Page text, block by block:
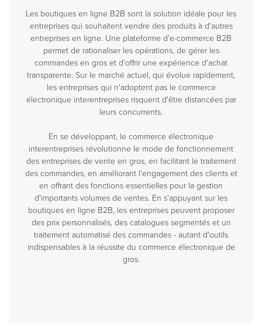
Les boutiques en ligne B2B sont la solution idéale pour les
entreprises qui souhaitent vendre des produits à d'autres
entreprises en ligne. Une plateforme d'e-commerce B2B
permet de rationaliser les opérations, de gérer les
commandes en gros et d'offrir une expérience d'achat
transparente. Sur le marché actuel, qui évolue rapidement,
les entreprises qui n'adoptent pas le commerce
électronique interentreprises risquent d'être distancées par
leurs concurrents.
En se développant, le commerce électronique
interentreprises révolutionne le mode de fonctionnement
des entreprises de vente en gros, en facilitant le traitement
des commandes, en améliorant l'engagement des clients et
en offrant des fonctions essentielles pour la gestion
d'importants volumes de ventes. En s'appuyant sur les
boutiques en ligne B2B, les entreprises peuvent proposer
des prix personnalisés, des catalogues segmentés et un
traitement automatisé des commandes - autant d'outils
indispensables à la réussite du commerce électronique de
gros.